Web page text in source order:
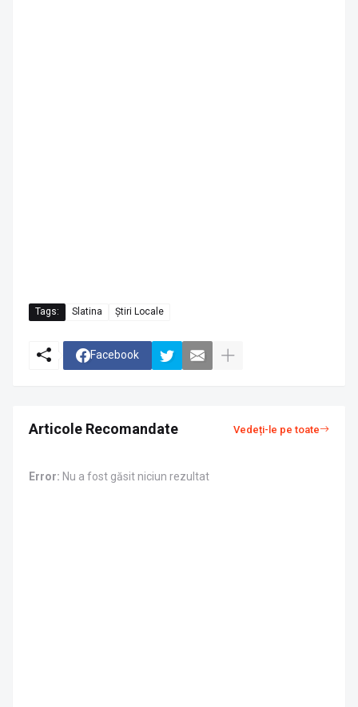
Tags: Slatina Știri Locale
Facebook
Articole Recomandate Vedeți-le pe toate
Error: Nu a fost găsit niciun rezultat